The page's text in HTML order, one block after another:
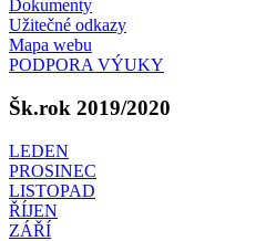
Dokumenty
Užitečné odkazy
Mapa webu
PODPORA VÝUKY
Šk.rok 2019/2020
LEDEN
PROSINEC
LISTOPAD
ŘÍJEN
ZÁŘÍ